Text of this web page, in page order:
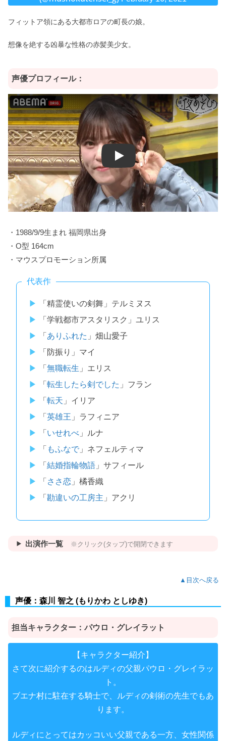
フィットア領にある大都市ロアの町長の娘。
想像を絶する凶暴な性格の赤髪美少女。
声優プロフィール：
Play
・1988/9/9生まれ 福岡県出身
・O型 164cm
・マウスプロモーション所属
代表作
「精霊使いの剣舞」テルミヌス
「学戦都市アスタリスク」ユリス
「 ありふれた 」畑山愛子
「防振り」マイ
「 無職転生 」エリス
「 転生したら剣でした 」フラン
「 転天 」イリア
「 英雄王 」ラフィニア
「 いせれべ」ルナ
「 もふなで」ネフェルティマ
「 結婚指輪物語」サフィール
「 ささ恋」橘香織
「 勘違いの工房主 」アクリ
出演作一覧 ※クリック(タップ)で開閉できます
▲目次へ戻る
声優：森川 智之 (もりかわ としゆき)
担当キャラクター：パウロ・グレイラット
【キャラクター紹介】
さて次に紹介するのはルディの父親パウロ・グレイラッ
ト。
ブエナ村に駐在する騎士で、ルディの剣術の先生でもあ
ります。
ルディにとってはカッコいい父親である一方、女性関係